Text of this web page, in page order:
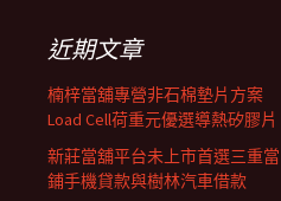
列近期文章
楠梓當舖專營非石棉墊片方案
Load Cell荷重元優選導熱矽膠片
新莊當舖平台未上市首選三重當
鋪手機貸款與樹林汽車借款